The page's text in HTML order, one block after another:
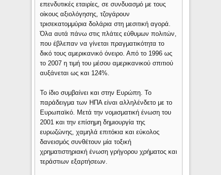
επενδυτικές εταιρίες, σε συνδυασμό με τους
οίκους αξιολόγησης, τζογάρουν
τρισεκατομμύρια δολάρια στη μεσιτική αγορά.
Όλα αυτά πάνω στις πλάτες εύθυμων πολιτών,
που έβλεπαν να γίνεται πραγματικότητα το
δικό τους αμερικανικό όνειρο. Από το 1996 ως
το 2007 η τιμή του μέσου αμερικανικού σπιτιού
αυξάνεται ως και 124%.
Το ίδιο συμβαίνει και στην Ευρώπη. Το
παράδειγμα των ΗΠΑ είναι αλληλένδετο με το
Ευρωπαϊκό. Μετά την νομισματική ένωση του
2001 και την επίσημη δημιουργία της
ευρωζώνης, χαμηλά επιτόκια και εύκολος
δανεισμός συνθέτουν μία τοξική
χρηματιστηριακή ένωση γρήγορου χρήματος και
τεράστιων εξαρτήσεων.